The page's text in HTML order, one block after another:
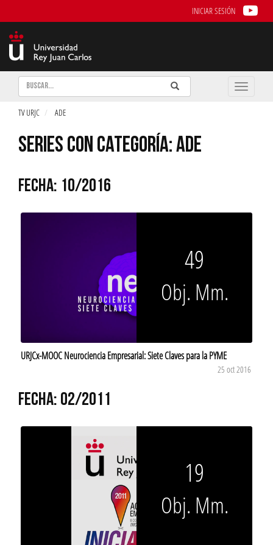
INICIAR SESIÓN
Buscar Enviar
Buscar
Toggle
TV URJC ADE
SERIES CON CATEGORÍA: ADE
FECHA: 10/2016
49
Obj. Mm.
URJCx-MOOC Neurociencia Empresarial: Siete Claves para la PYME
25 oct 2016
FECHA: 02/2011
19
Obj. Mm.